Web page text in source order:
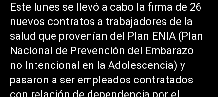
Este lunes se llevó a cabo la firma de 26
nuevos contratos a trabajadores de la
salud que provenían del Plan ENIA (Plan
Nacional de Prevención del Embarazo
no Intencional en la Adolescencia) y
pasaron a ser empleados contratados
con relación de dependencia por el